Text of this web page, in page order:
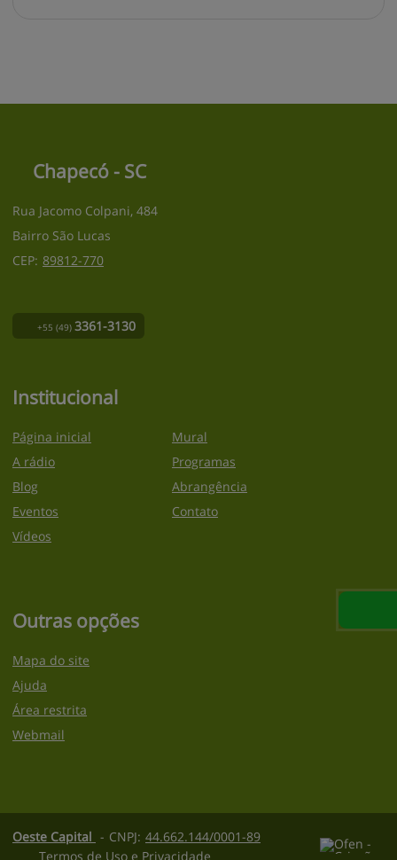
Chapecó - SC
Rua Jacomo Colpani, 484
Bairro São Lucas
CEP: 89812-770
+55 (49) 3361-3130
Institucional
Página inicial
A rádio
Blog
Eventos
Vídeos
Mural
Programas
Abrangência
Contato
Outras opções
Mapa do site
Ajuda
Área restrita
Webmail
Oeste Capital - CNPJ: 44.662.144/0001-89
Termos de Uso e Privacidade